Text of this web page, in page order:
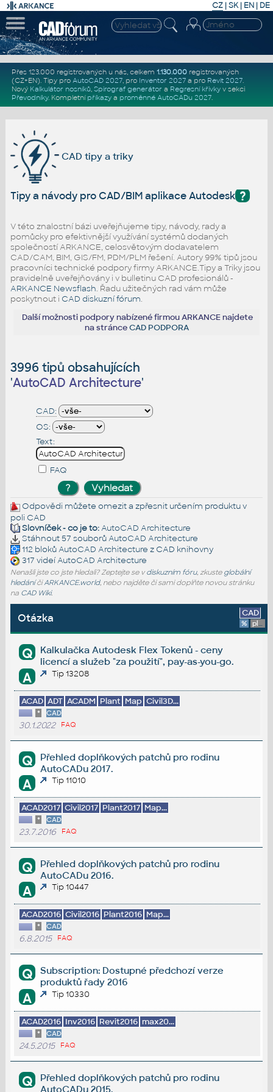
CZ | SK| EN | DE
Přes 123.000 registrovaných u nás, celkem 1.130.000registrovaných
(CZ+EN). Tipy pro AutoCAD 2027, pro Inventor 2027a pro Revit 2027.
Nový Kalkulátor nosníků, Spirograf generátor a Regresní křivkyv sekci
Převodníky. Kompletní příkazya proměnné AutoCADu 2027.
CAD tipy a triky
?
Tipy a návody pro CAD/BIM aplikace Autodesk
V této znalostní bázi uveřejňujeme tipy, návody, rady a
pomůcky pro efektivnější využívání systémů dodaných
společností ARKANCE, celosvětovým dodavatelem
CAD/CAM, BIM, GIS/FM, PDM/PLM řešení. Autory 99% tipů jsou
pracovníci technické podpory firmy ARKANCE.Tipy a Triky jsou
pravidelně uveřejňovány i v bulletinu CAD profesionálů -
ARKANCE Newsflash. Řadu užitečných rad vám může
poskytnout i CAD diskuzní fórum.
Další možnosti podpory nabízené firmou ARKANCE najdete
na stránceCAD PODPORA
3996 tipů obsahujících
'AutoCAD Architecture'
CAD:
OS:
Text:
FAQ
Odpovědi můžete omezit a zpřesnit určením produktu v
poli CAD
Slovníček - co je to:AutoCAD Architecture
Stáhnout 57 souborůAutoCAD Architecture
112 blokůAutoCAD Architecture z CAD knihovny
317 videíAutoCAD Architecture
Nenašli jste co jste hledali? Zeptejte se v diskuzním fóru, zkuste globální
hledáníčiARKANCE.world, nebo najděte či sami doplňte novou stránku
na CAD Wiki.
Otázka CAD
% platforma
Q
Kalkulačka Autodesk Flex Tokenů - ceny
licencí a služeb "za použití", pay-as-you-go.
A Tip 13208
ACAD ADT ACADM Plant Map Civil3D...
* CAD
30.1.2022 FAQ
Q
Přehled doplňkových patchů pro rodinu
AutoCADu 2017.
A Tip 11010
ACAD2017 Civil2017 Plant2017 Map...
* CAD
23.7.2016 FAQ
Q
Přehled doplňkových patchů pro rodinu
AutoCADu 2016.
A Tip 10447
ACAD2016 Civil2016 Plant2016 Map...
* CAD
6.8.2015 FAQ
Q
Subscription: Dostupné předchozí verze
produktů řady 2016
A Tip 10330
ACAD2016 Inv2016 Revit2016 max20...
* CAD
24.5.2015 FAQ
Q
Přehled doplňkových patchů pro rodinu
AutoCADu 2015.